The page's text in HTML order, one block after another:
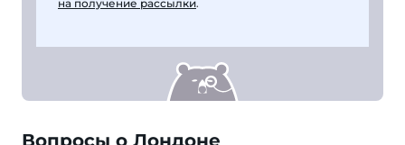
на получение рассылки.
Вопросы о Лондоне